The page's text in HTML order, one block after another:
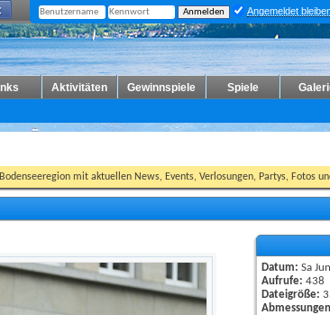
Angemeldet
Aktivitäten Gewinnspiele Spiele
mit aktuellen News, Events, Verlosungen, Partys, Fotos
Datum: Sa
Aufrufe: 438
Dateigröße: